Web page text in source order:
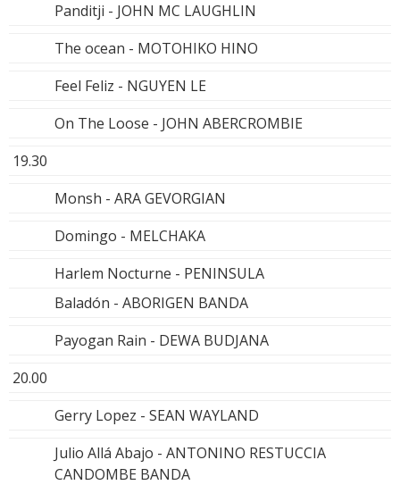
Panditji - JOHN MC LAUGHLIN
The ocean - MOTOHIKO HINO
Feel Feliz - NGUYEN LE
On The Loose - JOHN ABERCROMBIE
19.30
Monsh - ARA GEVORGIAN
Domingo - MELCHAKA
Harlem Nocturne - PENINSULA
Baladón - ABORIGEN BANDA
Payogan Rain - DEWA BUDJANA
20.00
Gerry Lopez - SEAN WAYLAND
Julio Allá Abajo - ANTONINO RESTUCCIA
CANDOMBE BANDA